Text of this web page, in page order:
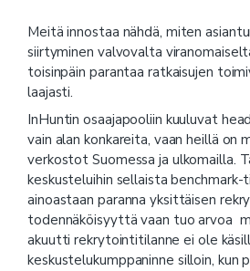
Meitä innostaa nähdä, miten
siirtyminen valvovalta
toisinpäin parantaa ratkaisujen
laajasti.
InHuntin osaajapooliin kuuluvat
vain alan konkareita, vaan heillä on
verkostot Suomessa ja ulkomailla.
keskusteluihin sellaista benchmark-
ainoastaan paranna yksittäisen
todennäköisyyttä vaan tuo arvoa
akuutti rekrytointitilanne ei ole
keskustelukumppaninne silloin, kun